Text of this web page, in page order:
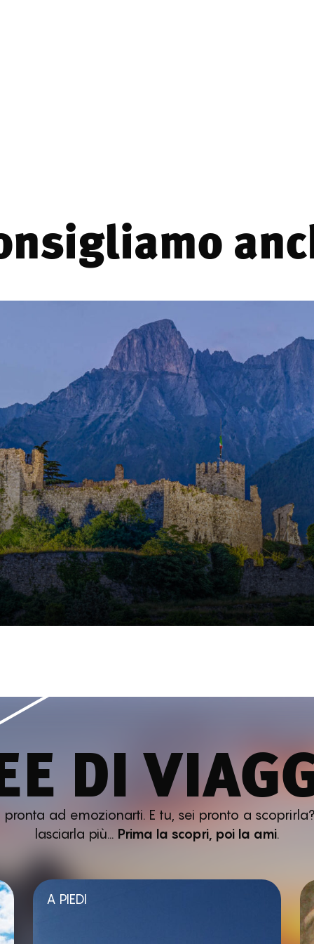
DI
ad emozionarti. E tu, sei pronto a
lasciarla più… Prima la scopri, poi la ami.
A PIEDI